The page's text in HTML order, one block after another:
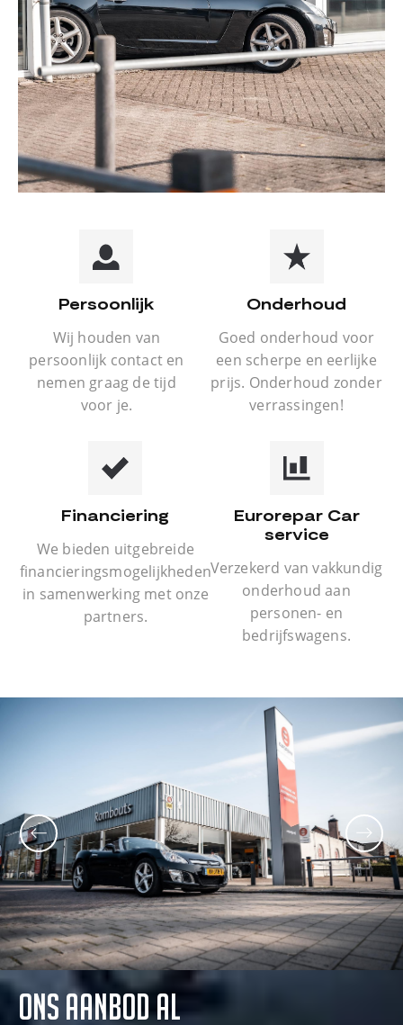
Persoonlijk
Wij houden van
persoonlijk contact en
nemen graag de tijd
voor je.
Onderhoud
Goed onderhoud voor
een scherpe en eerlijke
prijs. Onderhoud zonder
verrassingen!
Financiering
We bieden uitgebreide
financieringsmogelijkheden
in samenwerking met onze
partners.
Eurorepar Car
service
Verzekerd van vakkundig
onderhoud aan
personen- en
bedrijfswagens.
ONS AANBOD AL